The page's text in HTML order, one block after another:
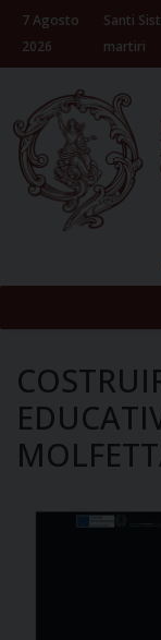
Skip
content
7 Agosto
2026
Santi
martiri